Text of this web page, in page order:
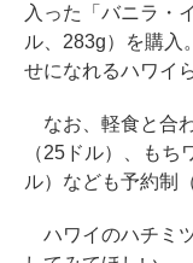
入った「バニラ・
ル、283g）を購入
せになれるハワイ
なお、軽食と合
（25ドル）、も
ル）なども予約制
ハワイのハチミ